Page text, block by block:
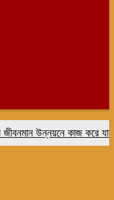
উন্নয়নে কাজ করে যাচ্ছে